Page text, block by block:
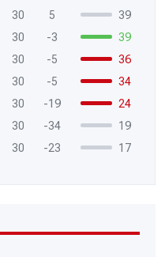
30 5
39
30 -3
39
30 -5
36
30 -5
34
30 -19
24
30 -34
19
30 -23 17